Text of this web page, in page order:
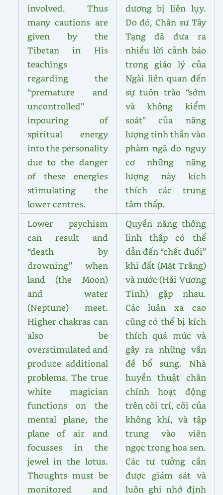
involved. Thus
many cautions are
given by the
Tibetan in His
teachings
regarding the
“premature and
uncontrolled”
inpouring of
spiritual energy
into the personality
due to the danger
of these energies
stimulating the
lower centres.
dương bị liên lụy.
Do đó, Chân sư Tây
Tạng đã đưa ra
nhiều lời cảnh báo
trong giáo lý của
Ngài liên quan đến
sự tuôn trào “sớm
và không kiểm
soát” của năng
lượng tinh thần vào
phàm ngã do nguy
cơ những năng
lượng này kích
thích các trung
tâm thấp.
Lower psychism
can result and
“death by
drowning” when
land (the Moon)
and water
(Neptune) meet.
Higher chakras can
also be
overstimulated and
produce additional
problems. The true
white magician
functions on the
mental plane, the
plane of air and
focusses in the
jewel in the lotus.
Thoughts must be
monitored and
Quyền năng thông
linh thấp có thể
dẫn đến “chết đuối”
khi đất (Mặt Trăng)
và nước (Hải Vương
Tinh) gặp nhau.
Các luân xa cao
cũng có thể bị kích
thích quá mức và
gây ra những vấn
đề bổ sung. Nhà
huyền thuật chân
chính hoạt động
trên cõi trí, cõi của
không khí, và tập
trung vào viên
ngọc trong hoa sen.
Các tư tưởng cần
được giám sát và
luôn ghi nhớ định